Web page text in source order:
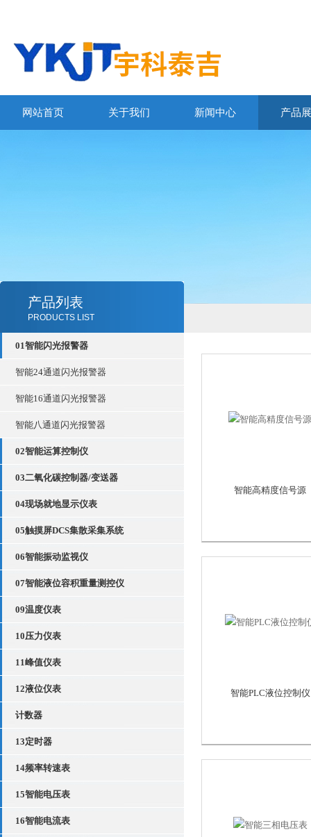
网站首页 关于我们 新闻中心 产品
产品列表
PRODUCTS LIST
01智能闪光报警器
智能24通道闪光报警器
智能16通道闪光报警器
智能八通道闪光报警器
02智能运算控制仪
03二氧化碳控制器/变送器
04现场就地显示仪表
05触摸屏DCS集散采集系统
06智能振动监视仪
07智能液位容积重量测控仪
09温度仪表
10压力仪表
11峰值仪表
12液位仪表
计数器
13定时器
14频率转速表
15智能电压表
16智能电流表
智能高精度信号源
智能PLC液位控制仪